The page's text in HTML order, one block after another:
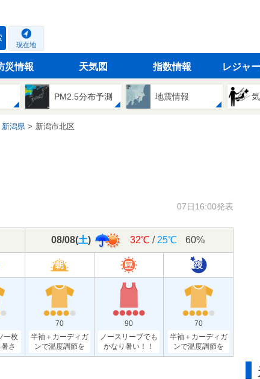
現在地
災情報 天気図 指数情報 レジャ
PM2.5分布予測 地震情報
新潟県 新潟市北区
07日16:00発表
一枚
さ
08/08(土) 32℃ / 25℃ 60%
70
半袖＋カーディガ
ンで温度調節を
90
ノースリーブでも
かなり暑い！！
70
半袖＋カーディガ
ンで温度調節を